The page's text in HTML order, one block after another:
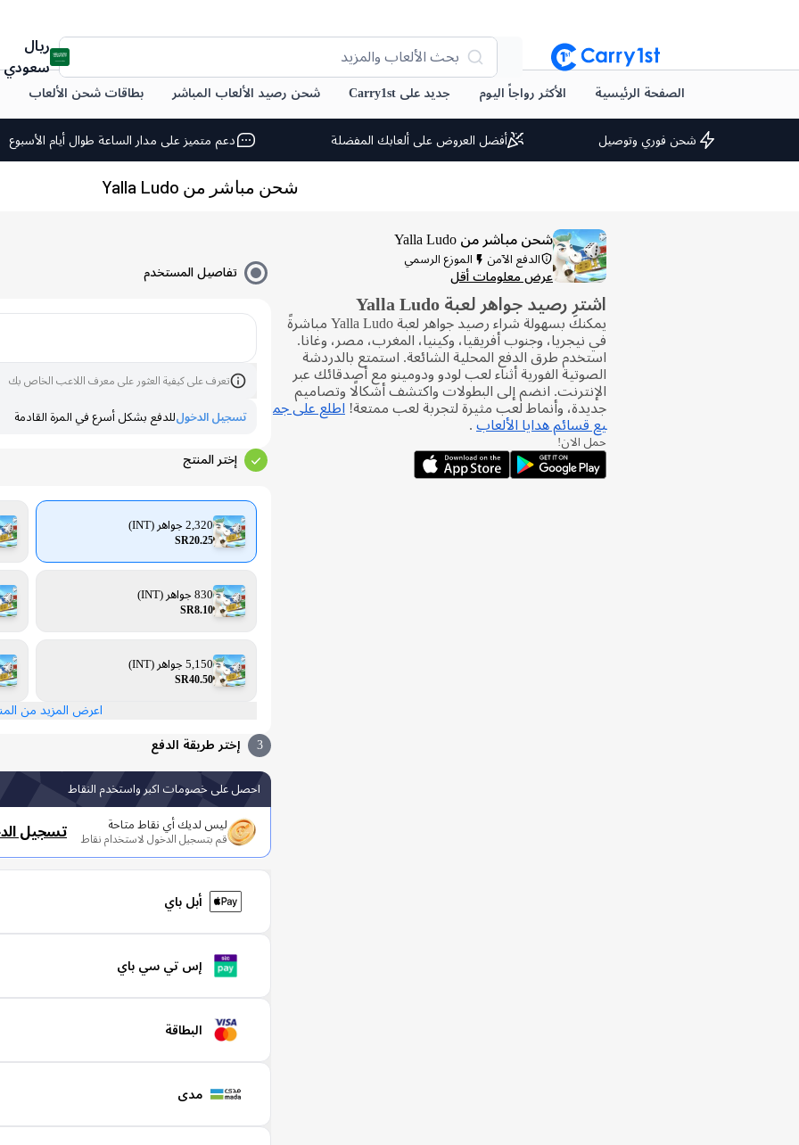
بحث الألعاب والمزيد
ريال
سعودي
الصفحة الرئيسية الأكثر رواجاً اليوم جديد على Carry1st شحن رصيد الألعاب المباشر بطاقات شحن الألعاب
شحن فوري وتوصيل أفضل العروض على ألعابك المفضلة دعم متميز على مدار الساعة طوال أيام الأسبوع
شحن مباشر من Yalla Ludo
شحن مباشر من Yalla Ludo
الدفع الآمن
الموزع الرسمي
عرض معلومات أقل
اشترِ رصيد جواهر لعبة Yalla Ludo
يمكنك بسهولة شراء رصيد جواهر لعبة Yalla Ludo مباشرةً
في نيجريا، وجنوب أفريقيا، وكينيا، المغرب، مصر، وغانا.
استخدم طرق الدفع المحلية الشائعة. استمتع بالدردشة
الصوتية الفورية أثناء لعب لودو ودومينو مع أصدقائك عبر
الإنترنت. انضم إلى البطولات واكتشف أشكالًا وتصاميم
جديدة، وأنماط لعب مثيرة لتجربة لعب ممتعة! اطلع على جم
يع قسائم هدايا الألعاب .
حمل الان!
تفاصيل المستخدم
تعرف على كيفية العثور على معرف اللاعب الخاص بك
تسجيل الدخولللدفع بشكل أسرع في المرة القادمة
إختر المنتج
2,320 جواهر (INT)
SR20.25
830 جواهر (INT)
SR8.10
5,150 جواهر (INT)
SR40.50
اعرض المزيد من
3 إختر طريقة الدفع
احصل على خصومات اكبر واستخدم النقاط
ليس لديك أي نقاط متاحة
قم بتسجيل الدخول لاستخدام نقاط تسجيل
أبل باي
إس تي سي باي
البطاقة
مدى